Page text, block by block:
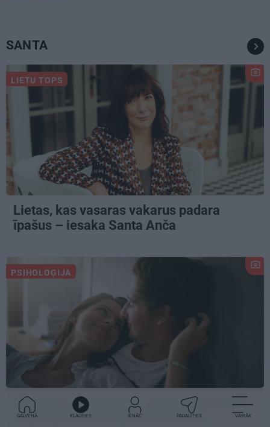
SANTA
LIETU TOPS
Lietas, kas vasaras vakarus padara
īpašus – iesaka Santa Anča
PSIHOLOĢIJA
Mūsdienu epidēmija – pieskārienu bads.
Kāpēc platonisks glāsts reizēm ir
GALVENĀ KLAUSIES IENĀC PADALĪTIES VAIRĀK